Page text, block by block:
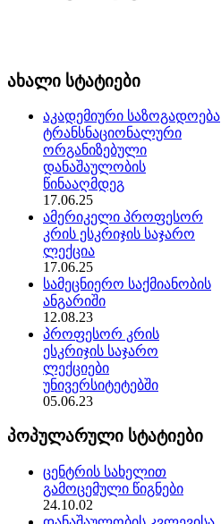
ახალი სტატიები
აკადემიური საზოგადოება
ტრანსნაციონალური
ორგანიზებული
დანაშაულობის
წინააღმდეგ
17.06.25
ამერიკელი პროფესორ
კრის ესკრიჯის საჯარო
ლექცია
17.06.25
სამეცნიერო საქმიანობის
ანგარიში
12.08.23
პროფესორ კრის
ესკრიჯის საჯარო
ლექციები
უნივერსიტეტებში
05.06.23
პოპულარული სტატიები
ცენტრის სახელით
გამოცემული წიგნები
24.10.02